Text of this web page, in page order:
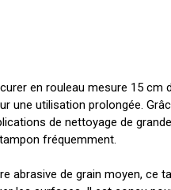
en rouleau mesure 15 cm
une utilisation prolongée.
de nettoyage de
fréquemment.
abrasive de grain moyen, ce